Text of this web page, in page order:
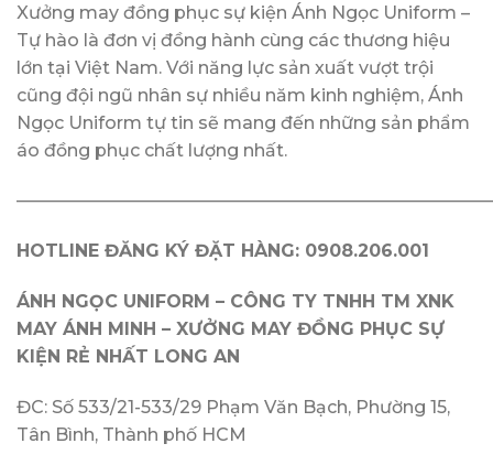
Xưởng may đồng phục sự kiện Ánh Ngọc Uniform –
Tự hào là đơn vị đồng hành cùng các thương hiệu
lớn tại Việt Nam. Với năng lực sản xuất vượt trội
cũng đội ngũ nhân sự nhiều năm kinh nghiệm, Ánh
Ngọc Uniform tự tin sẽ mang đến những sản phẩm
áo đồng phục chất lượng nhất.
HOTLINE ĐĂNG KÝ ĐẶT HÀNG: 0908.206.001
ÁNH NGỌC UNIFORM – CÔNG TY TNHH TM XNK
MAY ÁNH MINH​ – XƯỞNG MAY ĐỒNG PHỤC SỰ
KIỆN RẺ NHẤT LONG AN
ĐC: Số 533/21-533/29 Phạm Văn Bạch, Phường 15,
Tân Bình, Thành phố HCM